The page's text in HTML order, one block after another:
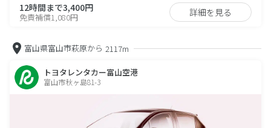
12時間まで3,400円
免責補償1,080円 詳細を見る
富山県富山市萩原から 2117m
トヨタレンタカー富山空港
富山市秋ヶ島81-3